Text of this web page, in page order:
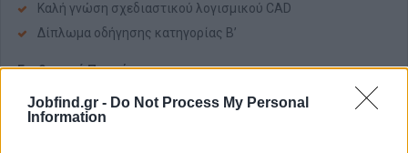
Jobfind.gr - Do Not Process My Personal
Information
Καλή γνώση σχεδιαστικού λογισμικού CAD
Δίπλωμα οδήγησης κατηγορίας Β’
Επιθυμητά Προσόντα:
Διπλωματούχος/Πτυχιούχος Μηχανικός
Προϋπηρεσία σε αντίστοιχη θέση